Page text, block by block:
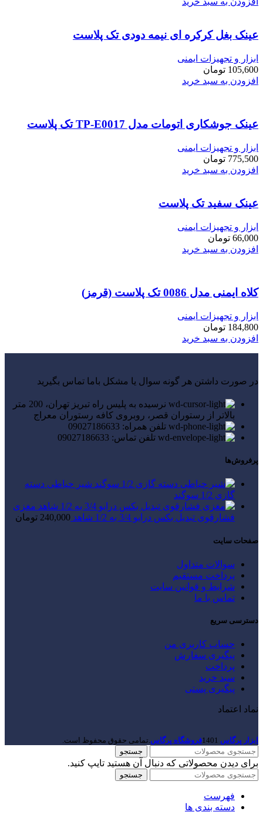
عینک بغل کرکره ای نیمه دودی تک پلاست
ابزار و تجهیزات ایمنی
105,600 تومان
افزودن به سبد خرید
عینک جوشکاری اتومات مدل TP-E0017 تک پلاست
ابزار و تجهیزات ایمنی
775,500 تومان
افزودن به سبد خرید
عینک سفید تک پلاست
ابزار و تجهیزات ایمنی
66,000 تومان
افزودن به سبد خرید
کلاه ایمنی مدل 0086 تک پلاست (قرمز)
ابزار و تجهیزات ایمنی
184,800 تومان
افزودن به سبد خرید
در صورت داشتن هر گونه سوال یا مشکل باما تماس بگیرید
نرسیده به پلیس راه تبریز تهران، 200 متر
بالاتر از رستوران قصر، روبروی کافه رستوران معراج
تلفن همراه: 09027186633
تلفن تماس: 09027186633
پرفروش‌ها
شیر حیاطی دسته
گازی 1/2 سوگند
مغزی
فشارقوی تبدیل بکس درایو 3/4 به 1/2 شاهد
240,000 تومان
صفحات سایت
سوالات متداول
پرداخت مستقیم
شرایط و قوانین سایت
تماس با ما
دسترسی سریع
حساب کاربری من
پیگیری سفارش
پرداخت
سبد خرید
پیگیری پستی
نماد اعتماد
ابزار پرگاس 1401فروشگاه پرگاس.تمامی حقوق محفوظ است.
جستجو
برای دیدن محصولاتی که دنبال آن هستید تایپ کنید.
جستجو
فهرست
دسته بندی ها